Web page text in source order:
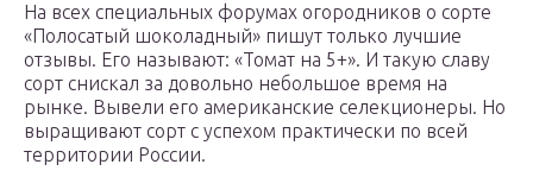
На всех специальных форумах огородников о сорте
«Полосатый шоколадный» пишут только лучшие
отзывы. Его называют: «Томат на 5+». И такую славу
сорт снискал за довольно небольшое время на
рынке. Вывели его американские селекционеры. Но
выращивают сорт с успехом практически по всей
территории России.